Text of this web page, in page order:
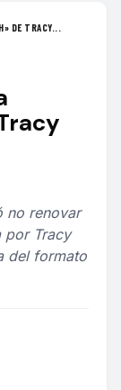
DE TRACY...
no renovar
por Tracy
del formato